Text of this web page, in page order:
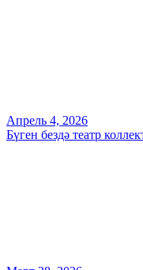
Апрель 4, 2026
Бүген бездә театр